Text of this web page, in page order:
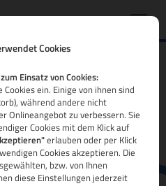
Cookies
Einsatz von Cookies:
ein. Einige von ihnen sind
während andere nicht
Onlineangebot zu verbessern. Sie
Cookies mit dem Klick auf
erlauben oder per Klick
Cookies akzeptieren. Die
bzw. von Ihnen
diese Einstellungen jederzeit